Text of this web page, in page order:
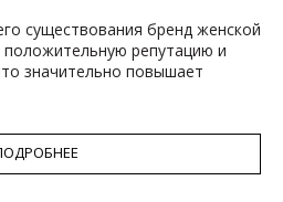
существования бренд женской
репутацию и
значительно повышает